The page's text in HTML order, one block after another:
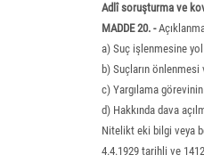
Adlî soruşturma ve
MADDE 20. -
a) Suç işlenmesine
b) Suçların
c) Yargılama
d) Hakkında dava
Nitelikt eki bilgi veya
4.4.1929 tarihli ve